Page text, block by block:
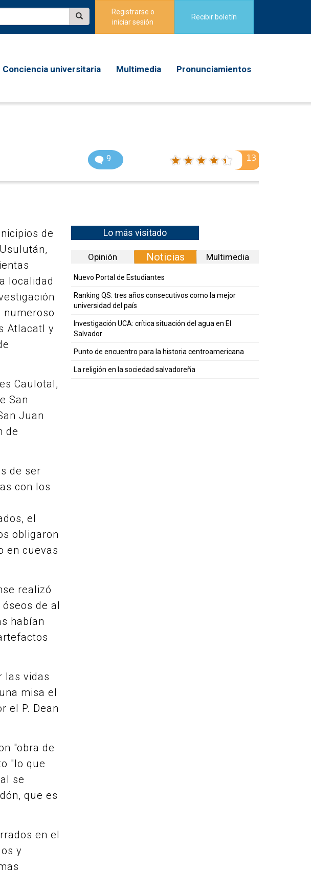
Registrarse o
iniciar sesión
Recibir boletín
Conciencia universitaria Multimedia Pronunciamientos
9 13
de
localidad
numeroso
Atlacatl y
Caulotal,
San
Juan
de
de ser
con los
el
obligaron
en cuevas
realizó
de al
habían
las vidas
misa el
el P. Dean
"obra de
"lo que
se
que es
en el
y
Lo más visitado
Opinión Noticias Multimedia
Nuevo Portal de Estudiantes
Ranking QS: tres años consecutivos como la mejor
universidad del país
Investigación UCA: crítica situación del agua en El
Salvador
Punto de encuentro para la historia centroamericana
La religión en la sociedad salvadoreña